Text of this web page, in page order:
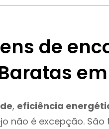
de
, eficiência
não é excepção.